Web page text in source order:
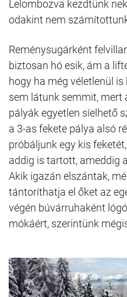
Lelombozva kezdtünk
odakint nem
Reménysugárként
biztosan hó esik, ám a
hogy ha még véletlenül
sem látunk semmit, mert
pályák egyetlen síelhető
a 3-as fekete pálya alsó
próbáljunk egy kis
addig is tartott, ameddig
Akik igazán elszántak,
tántoríthatja el őket az
végén búvárruhaként
mókáért, szerintünk